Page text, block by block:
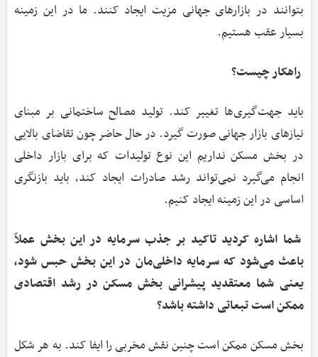
بتوانند در بازارهای جهانی مزیت ایجاد کنند. ما در این زمینه
بسیار عقب هستیم.
راهکار چیست؟
باید جهت‌گیری‌ها تغییر کند. تولید مصالح ساختمانی بر مبنای
نیازهای بازار جهانی صورت گیرد. در حال حاضر چون تقاضای بالایی
در بخش مسکن نداریم این نوع تولیدات که برای بازار داخلی
انجام می‌گیرد نمی‌تواند رشد صادرات ایجاد کند، باید بازنگری
اساسی در این زمینه ایجاد کنیم.
شما اشاره کردید تاکید بر جذب سرمایه در این بخش عملاً
باعث می‌شود که سرمایه داخلی‌مان در این بخش حبس شود،
یعنی شما معتقدید پیشرانی بخش مسکن در رشد اقتصادی
ممکن است تبعاتی داشته باشد؟
بخش مسکن ممکن است چنین نقش مخربی را ایفا کند. به هر شکل